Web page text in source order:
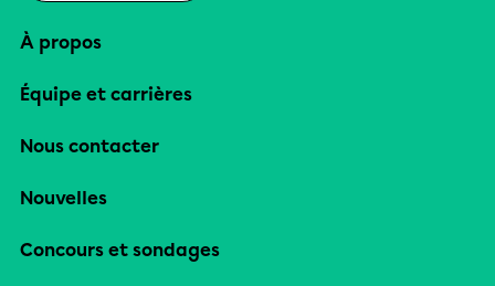
À propos
Équipe et carrières
Nous contacter
Nouvelles
Concours et sondages